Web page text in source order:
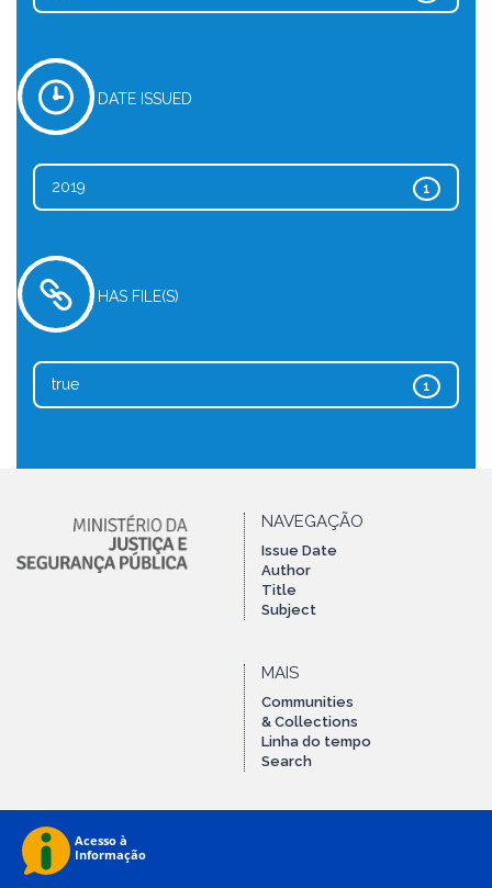
DATE ISSUED
1
2019
HAS FILE(S)
1
true
NAVEGAÇÃO
Issue Date
Author
Title
Subject
MAIS
Communities
& Collections
Linha do tempo
Search